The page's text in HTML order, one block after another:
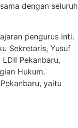
dengan seluruh
pengurus inti.
Sekretaris, Yusuf
Pekanbaru,
Hukum.
yaitu